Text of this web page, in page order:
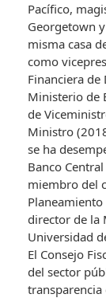
Pacífico,
Georgetown
misma casa
como
Financiera de
Ministerio de
de
Ministro
se ha
Banco
miembro del
Planeamiento
director de la
Universidad
El Consejo
del sector